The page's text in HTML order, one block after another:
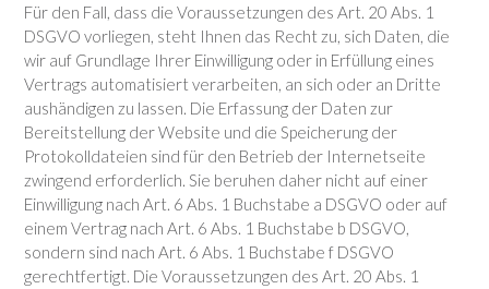
Für den Fall, dass die Voraussetzungen des Art. 20 Abs. 1
DSGVO vorliegen, steht Ihnen das Recht zu, sich Daten, die
wir auf Grundlage Ihrer Einwilligung oder in Erfüllung eines
Vertrags automatisiert verarbeiten, an sich oder an Dritte
aushändigen zu lassen. Die Erfassung der Daten zur
Bereitstellung der Website und die Speicherung der
Protokolldateien sind für den Betrieb der Internetseite
zwingend erforderlich. Sie beruhen daher nicht auf einer
Einwilligung nach Art. 6 Abs. 1 Buchstabe a DSGVO oder auf
einem Vertrag nach Art. 6 Abs. 1 Buchstabe b DSGVO,
sondern sind nach Art. 6 Abs. 1 Buchstabe f DSGVO
gerechtfertigt. Die Voraussetzungen des Art. 20 Abs. 1